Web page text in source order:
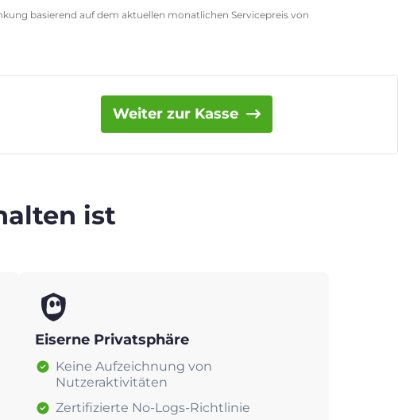
basierend auf dem aktuellen monatlichen Servicepreis von
Weiter zur Kasse
ist
Eiserne Privatsphäre
Keine Aufzeichnung von
Nutzeraktivitäten
Zertifizierte No-Logs-Richtlinie